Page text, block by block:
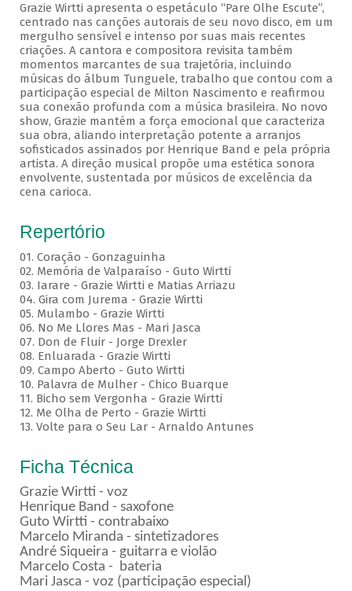
Grazie Wirtti apresenta o espetáculo “Pare Olhe Escute”,
centrado nas canções autorais de seu novo disco, em um
mergulho sensível e intenso por suas mais recentes
criações. A cantora e compositora revisita também
momentos marcantes de sua trajetória, incluindo
músicas do álbum Tunguele, trabalho que contou com a
participação especial de Milton Nascimento e reafirmou
sua conexão profunda com a música brasileira. No novo
show, Grazie mantém a força emocional que caracteriza
sua obra, aliando interpretação potente a arranjos
sofisticados assinados por Henrique Band e pela própria
artista. A direção musical propõe uma estética sonora
envolvente, sustentada por músicos de excelência da
cena carioca.
Repertório
01. Coração - Gonzaguinha
02. Memória de Valparaíso - Guto Wirtti
03. Iarare - Grazie Wirtti e Matias Arriazu
04. Gira com Jurema - Grazie Wirtti
05. Mulambo - Grazie Wirtti
06. No Me Llores Mas - Mari Jasca
07. Don de Fluir - Jorge Drexler
08. Enluarada - Grazie Wirtti
09. Campo Aberto - Guto Wirtti
10. Palavra de Mulher - Chico Buarque
11. Bicho sem Vergonha - Grazie Wirtti
12. Me Olha de Perto - Grazie Wirtti
13. Volte para o Seu Lar - Arnaldo Antunes
Ficha Técnica
Grazie Wirtti - voz
Henrique Band - saxofone
Guto Wirtti - contrabaixo
Marcelo Miranda - sintetizadores
André Siqueira - guitarra e violão
Marcelo Costa - bateria
Mari Jasca - voz (participação especial)